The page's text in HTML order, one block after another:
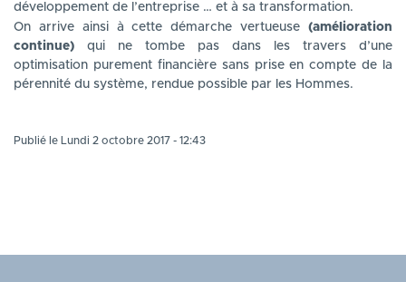
développement de l’entreprise … et à sa transformation.
On arrive ainsi à cette démarche vertueuse (amélioration
continue) qui ne tombe pas dans les travers d’une
optimisation purement financière sans prise en compte de la
pérennité du système, rendue possible par les Hommes.
Publié le Lundi 2 octobre 2017 - 12:43